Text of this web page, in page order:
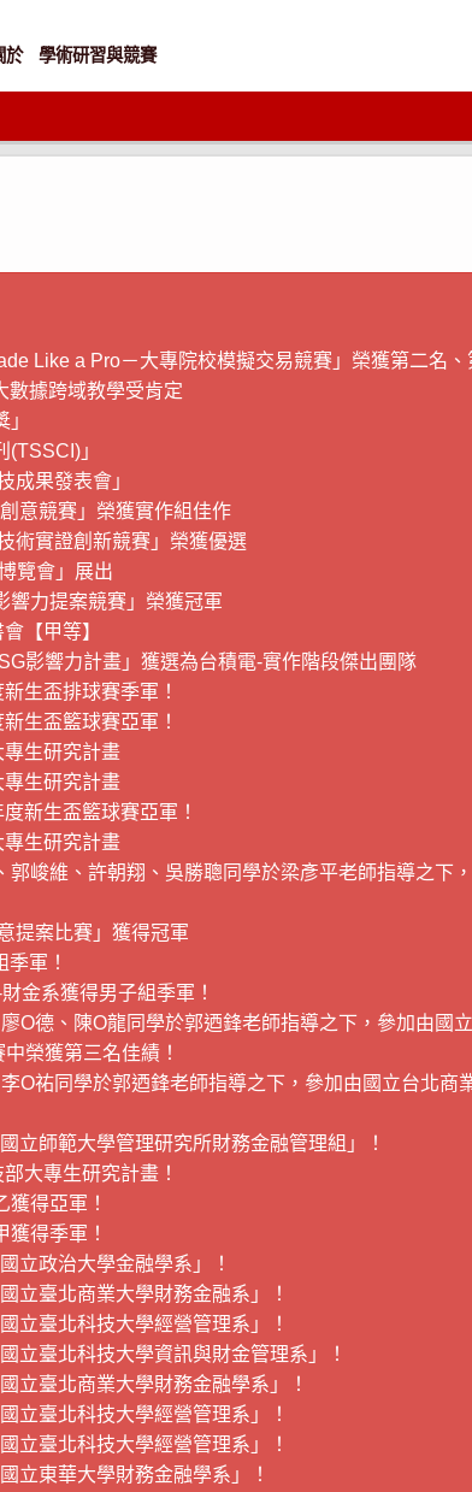
於 學術研習與競賽
Like a Pro－大專院校模擬交易競賽」榮獲第二名
據跨域教學受肯定
」
成果發表會」
意競賽」榮獲實作組佳作
術實證創新競賽」榮獲優選
覽會」展出
響力提案競賽」榮獲冠軍
【甲等】
影響力計畫」獲選為台積電-實作階段傑出團隊
生盃排球賽季軍！
生盃籃球賽亞軍！
生研究計畫
生研究計畫
新生盃籃球賽亞軍！
生研究計畫
峻維、許朝翔、吳勝聰同學於梁彥平老師指導之下
提案比賽」獲得冠軍
軍！
金系獲得男子組季軍！
O德、陳O龍同學於郭迺鋒老師指導之下，參加由國
榮獲第三名佳績！
O祐同學於郭迺鋒老師指導之下，參加由國立台北商
立師範大學管理研究所財務金融管理組」！
大專生研究計畫！
得亞軍！
得季軍！
立政治大學金融學系」！
立臺北商業大學財務金融系」！
立臺北科技大學經營管理系」！
立臺北科技大學資訊與財金管理系」！
立臺北商業大學財務金融學系」！
立臺北科技大學經營管理系」！
立臺北科技大學經營管理系」！
立東華大學財務金融學系」！